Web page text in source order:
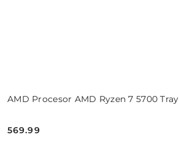
AMD Procesor AMD Ryzen 7 5700 Tray
Cena:
569.99